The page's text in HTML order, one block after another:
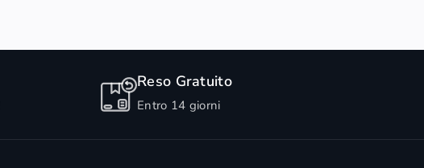
Reso Gratuito
Entro 14 giorni